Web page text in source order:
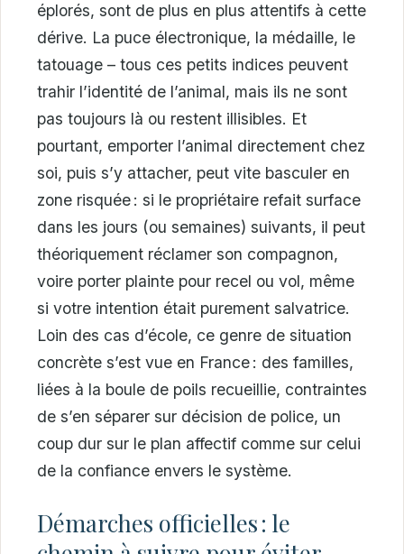
éplorés, sont de plus en plus attentifs à cette
dérive. La puce électronique, la médaille, le
tatouage – tous ces petits indices peuvent
trahir l’identité de l’animal, mais ils ne sont
pas toujours là ou restent illisibles. Et
pourtant, emporter l’animal directement chez
soi, puis s’y attacher, peut vite basculer en
zone risquée : si le propriétaire refait surface
dans les jours (ou semaines) suivants, il peut
théoriquement réclamer son compagnon,
voire porter plainte pour recel ou vol, même
si votre intention était purement salvatrice.
Loin des cas d’école, ce genre de situation
concrète s’est vue en France : des familles,
liées à la boule de poils recueillie, contraintes
de s’en séparer sur décision de police, un
coup dur sur le plan affectif comme sur celui
de la confiance envers le système.
Démarches officielles : le